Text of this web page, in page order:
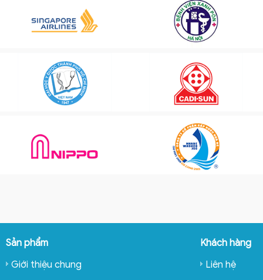
Sản phẩm
Giới thiệu chung
Khách hàng
Liên hệ